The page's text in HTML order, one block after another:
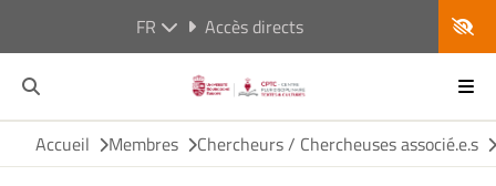
FR Accès directs
Accueil Membres Chercheurs / Chercheuses associé.e.s